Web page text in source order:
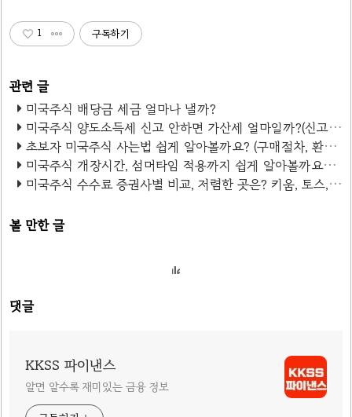
1 구독하기
미국주식 배당금 세금 얼마나 낼까?
미국주식 양도소득세 신고 안하면 가산세 얼마일까?(신고 방법)
초보자 미국주식 사는법 쉽게 알아볼까요? (구매절차, 환전, 세금, 거래시간)
미국주식 개장시간, 섬머타임 적용까지 쉽게 알아볼까요?(정리표)
미국주식 수수료 증권사별 비교, 저렴한 곳은? 키움, 토스, 미래에셋, 삼성, 카카오, NH농협
볼 만한 글
댓글
KKSS 파이낸스
알면 알수록 재미있는 금융 정보